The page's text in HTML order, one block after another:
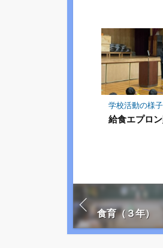
学校活動の様子
給食エプロ
食育（３年）